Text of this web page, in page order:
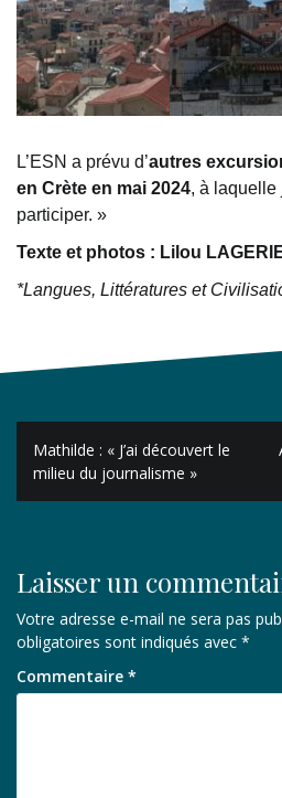
L’ESN a prévu d’autres
en Crète en mai 2024, à laquelle
participer. »
Texte et photos : Lilou
*Langues, Littératures et
Navigation
de
l’article
Mathilde : « J’ai découvert le
milieu du journalisme »
Laisser un
Votre adresse e-mail ne sera pas
obligatoires sont indiqués avec *
Commentaire *